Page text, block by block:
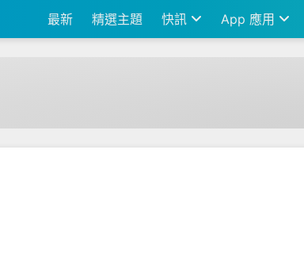
最新 精選主題 快訊 App 應用